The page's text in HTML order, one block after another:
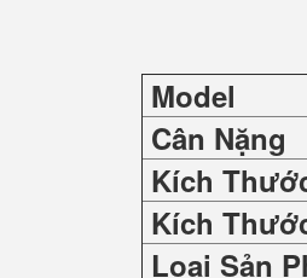
Model
Cân Nặng
Kích
Kích
Loại Sản